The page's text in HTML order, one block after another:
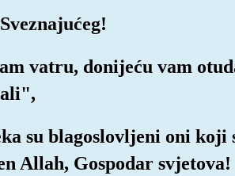
vatru, donijeću vam
su blagoslovljeni oni koji
Allah, Gospodar svjetova!